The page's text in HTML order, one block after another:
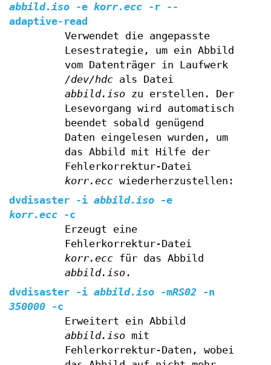
abbild.iso
-e korr.ecc -r
--
adaptive-read
Verwendet die angepasste
Lesestrategie, um ein Abbild
vom Datenträger in Laufwerk
/dev/hdcals Datei
abbild.isozu erstellen. Der
Lesevorgang wird automatisch
beendet sobald genügend
Daten eingelesen wurden, um
das Abbild mit Hilfe der
Fehlerkorrektur-Datei
korr.eccwiederherzustellen:
dvdisaster
-i abbild.iso
-e
korr.ecc
-c
Erzeugt eine
Fehlerkorrektur-Datei
korr.eccfür das Abbild
abbild.iso.
dvdisaster
-i abbild.iso -mRS02
-n
350000
-c
Erweitert ein Abbild
abbild.isomit
Fehlerkorrektur-Daten, wobei